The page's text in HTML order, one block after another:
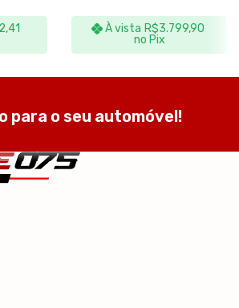
À vista R$3.799,90
no Pix
para o seu automóvel!